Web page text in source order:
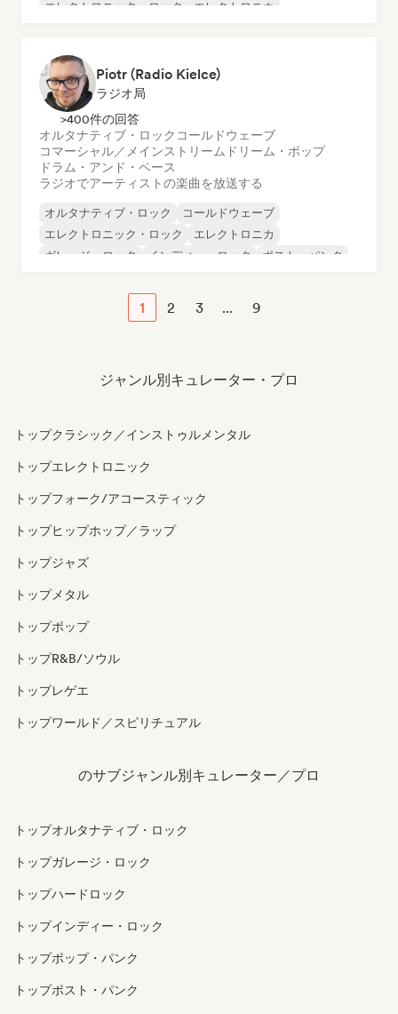
エレクトロニック・ロック
エレクトロニカ
Piotr (Radio Kielce)
ラジオ局
>400件の回答
オルタナティブ・ロック コールドウェーブ
コマーシャル／メインストリーム ドリーム・ポップ
ドラム・アンド・ベース
ラジオでアーティストの楽曲を放送する
オルタナティブ・ロック
コールドウェーブ
エレクトロニック・ロック
エレクトロニカ
ガレージ・ロック
インディー・ロック
ポスト・パンク
1 2 3 ... 9
ジャンル別キュレーター・プロ
トップクラシック／インストゥルメンタル
トップエレクトロニック
トップフォーク/アコースティック
トップヒップホップ／ラップ
トップジャズ
トップメタル
トップポップ
トップR&B/ソウル
トップレゲエ
トップワールド／スピリチュアル
のサブジャンル別キュレーター／プロ
トップオルタナティブ・ロック
トップガレージ・ロック
トップハードロック
トップインディー・ロック
トップポップ・パンク
トップポスト・パンク